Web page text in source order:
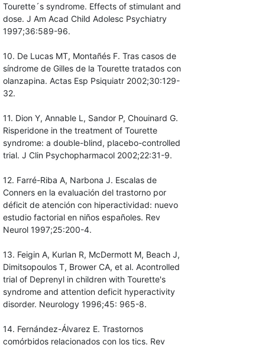
Tourette´s syndrome. Effects of stimulant and
dose. J Am Acad Child Adolesc Psychiatry
1997;36:589-96.
10. De Lucas MT, Montañés F. Tras casos de
síndrome de Gilles de la Tourette tratados con
olanzapina. Actas Esp Psiquiatr 2002;30:129-
32.
11. Dion Y, Annable L, Sandor P, Chouinard G.
Risperidone in the treatment of Tourette
syndrome: a double-blind, placebo-controlled
trial. J Clin Psychopharmacol 2002;22:31-9.
12. Farré-Riba A, Narbona J. Escalas de
Conners en la evaluación del trastorno por
déficit de atención con hiperactividad: nuevo
estudio factorial en niños españoles. Rev
Neurol 1997;25:200-4.
13. Feigin A, Kurlan R, McDermott M, Beach J,
Dimitsopoulos T, Brower CA, et al. Acontrolled
trial of Deprenyl in children with Tourette's
syndrome and attention deficit hyperactivity
disorder. Neurology 1996;45: 965-8.
14. Fernández-Álvarez E. Trastornos
comórbidos relacionados con los tics. Rev